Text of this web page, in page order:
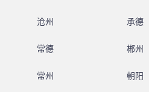
沧州 承德
常德 郴州
常州 朝阳